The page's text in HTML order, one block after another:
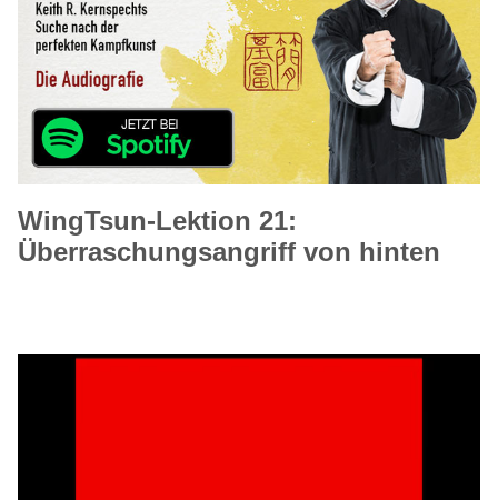
WingTsun-Lektion 21:
Überraschungsangriff von hinten